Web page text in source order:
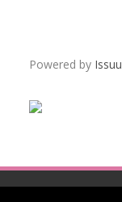
Powered by Issuu